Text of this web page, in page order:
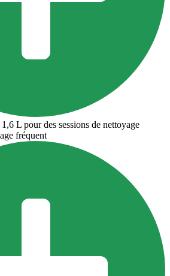
L pour des sessions de nettoyage
fréquent